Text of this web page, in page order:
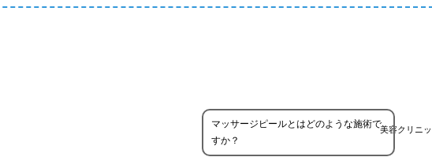
美容クリニ
マッサージピールとはどのような施術で
すか？